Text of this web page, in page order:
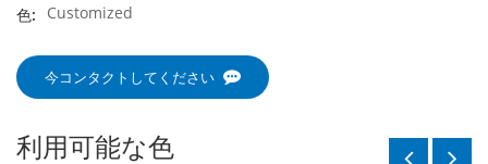
色:
Customized
今コンタクトしてください
利用可能な色